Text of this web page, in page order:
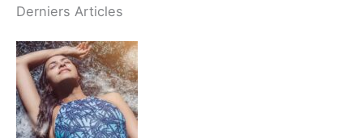
Derniers Articles